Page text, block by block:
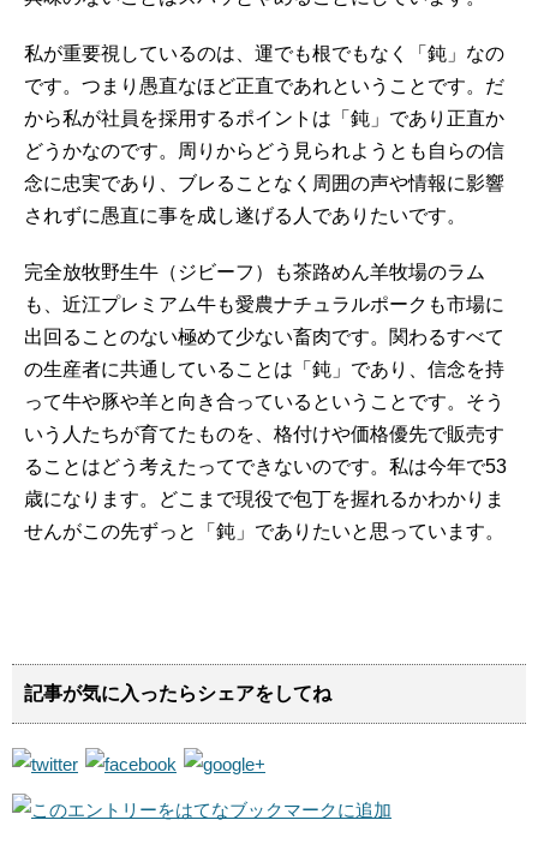
私が重要視しているのは、運でも根でもなく「鈍」なの
です。つまり愚直なほど正直であれということです。だ
から私が社員を採用するポイントは「鈍」であり正直か
どうかなのです。周りからどう見られようとも自らの信
念に忠実であり、ブレることなく周囲の声や情報に影響
されずに愚直に事を成し遂げる人でありたいです。
完全放牧野生牛（ジビーフ）も茶路めん羊牧場のラム
も、近江プレミアム牛も愛農ナチュラルポークも市場に
出回ることのない極めて少ない畜肉です。関わるすべて
の生産者に共通していることは「鈍」であり、信念を持
って牛や豚や羊と向き合っているということです。そう
いう人たちが育てたものを、格付けや価格優先で販売す
ることはどう考えたってできないのです。私は今年で53
歳になります。どこまで現役で包丁を握れるかわかりま
せんがこの先ずっと「鈍」でありたいと思っています。
記事が気に入ったらシェアをしてね